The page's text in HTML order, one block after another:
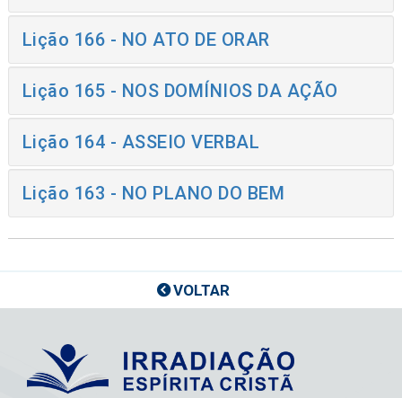
Lição 166 - NO ATO DE ORAR
Lição 165 - NOS DOMÍNIOS DA AÇÃO
Lição 164 - ASSEIO VERBAL
Lição 163 - NO PLANO DO BEM
VOLTAR